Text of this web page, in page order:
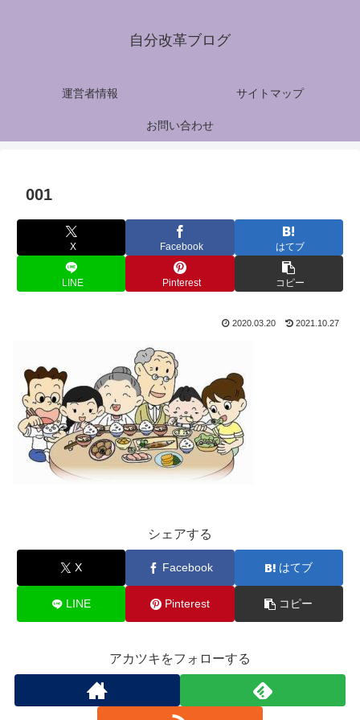
自分改革ブログ
運営者情報 サイトマップ
お問い合わせ
001
X Facebook はてブ
LINE Pinterest コピー
2020.03.20 2021.10.27
シェアする
X Facebook はてブ
LINE Pinterest コピー
アカツキをフォローする